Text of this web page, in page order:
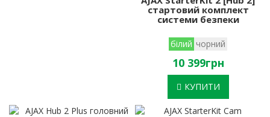
стартовий комплект
системи безпеки
білий чорний
10 399грн
КУПИТИ